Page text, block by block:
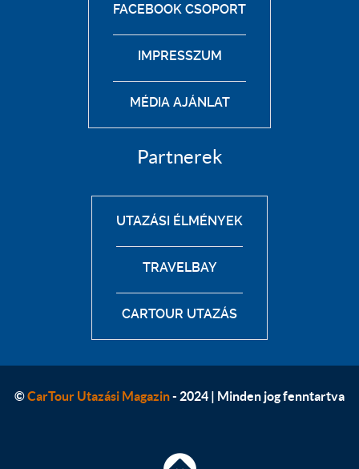
FACEBOOK CSOPORT
IMPRESSZUM
MÉDIA AJÁNLAT
Partnerek
UTAZÁSI ÉLMÉNYEK
TRAVELBAY
CARTOUR UTAZÁS
©CarTour Utazási Magazin- 2024 | Minden jog fenntartva